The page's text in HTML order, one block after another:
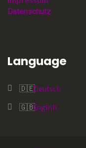
Datenschutz
Language
Deutsch
English